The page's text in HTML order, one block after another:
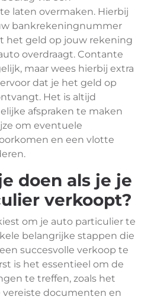
laten overmaken. Hierbij
bankrekeningnummer
het geld op jouw rekening
overdraagt. Contante
maar wees hierbij extra
dat je het geld op
Het is altijd
afspraken te maken
om eventuele
en een vlotte
doen als je je
verkoopt?
om je auto particulier te
belangrijke stappen die
succesvolle verkoop te
is het essentieel om de
te treffen, zoals het
vereiste documenten en